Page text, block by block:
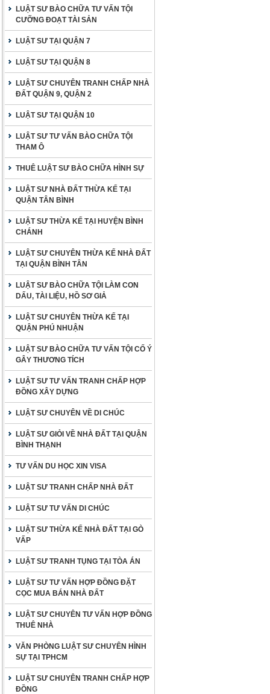
LUẬT SƯ BÀO CHỮA TƯ VẤN TỘI
CƯỠNG ĐOẠT TÀI SẢN
LUẬT SƯ TẠI QUẬN 7
LUẬT SƯ TẠI QUẬN 8
LUẬT SƯ CHUYÊN TRANH CHẤP NHÀ
ĐẤT QUẬN 9, QUẬN 2
LUẬT SƯ TẠI QUẬN 10
LUẬT SƯ TƯ VẤN BÀO CHỮA TỘI
THAM Ô
THUÊ LUẬT SƯ BÀO CHỮA HÌNH SỰ
LUẬT SƯ NHÀ ĐẤT THỪA KẾ TẠI
QUẬN TÂN BÌNH
LUẬT SƯ THỪA KẾ TẠI HUYỆN BÌNH
CHÁNH
LUẬT SƯ CHUYÊN THỪA KẾ NHÀ ĐẤT
TẠI QUẬN BÌNH TÂN
LUẬT SƯ BÀO CHỮA TỘI LÀM CON
DẤU, TÀI LIỆU, HỒ SƠ GIẢ
LUẬT SƯ CHUYÊN THỪA KẾ TẠI
QUẬN PHÚ NHUẬN
LUẬT SƯ BÀO CHỮA TƯ VẤN TỘI CỐ Ý
GÂY THƯƠNG TÍCH
LUẬT SƯ TƯ VẤN TRANH CHẤP HỢP
ĐỒNG XÂY DỰNG
LUẬT SƯ CHUYÊN VỀ DI CHÚC
LUẬT SƯ GIỎI VỀ NHÀ ĐẤT TẠI QUẬN
BÌNH THẠNH
TƯ VẤN DU HỌC XIN VISA
LUẬT SƯ TRANH CHẤP NHÀ ĐẤT
LUẬT SƯ TƯ VẤN DI CHÚC
LUẬT SƯ THỪA KẾ NHÀ ĐẤT TẠI GÒ
VẤP
LUẬT SƯ TRANH TỤNG TẠI TÒA ÁN
LUẬT SƯ TƯ VẤN HỢP ĐỒNG ĐẶT
CỌC MUA BÁN NHÀ ĐẤT
LUẬT SƯ CHUYÊN TƯ VẤN HỢP ĐỒNG
THUÊ NHÀ
VĂN PHÒNG LUẬT SƯ CHUYÊN HÌNH
SỰ TẠI TPHCM
LUẬT SƯ CHUYÊN TRANH CHẤP HỢP
ĐỒNG